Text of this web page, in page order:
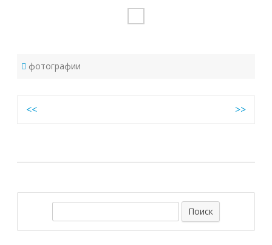
фотографии
Навигация
<< >>